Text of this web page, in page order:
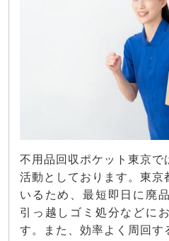
不用品回収ポケット東京で
活動としております。東京
いるため、最短即日に廃
引っ越しゴミ処分などに
す。また、効率よく周回す